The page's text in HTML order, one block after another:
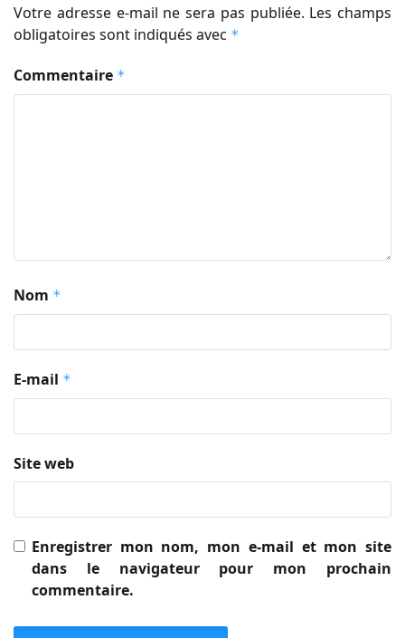
Votre adresse e-mail ne sera pas publiée. Les champs
obligatoires sont indiqués avec *
Commentaire *
Nom *
E-mail *
Site web
Enregistrer mon nom, mon e-mail et mon site
dans le navigateur pour mon prochain
commentaire.